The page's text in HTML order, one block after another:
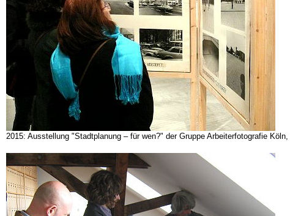
2015: Ausstellung "Stadtplanung – für wen?" der Gruppe Arbeiterfotografie